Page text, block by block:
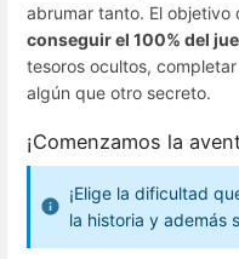
abrumar tanto. El objetivo
conseguir el 100% del
tesoros ocultos,
algún que otro secreto.
¡Comenzamos la
¡Elige la dificultad
la historia y además